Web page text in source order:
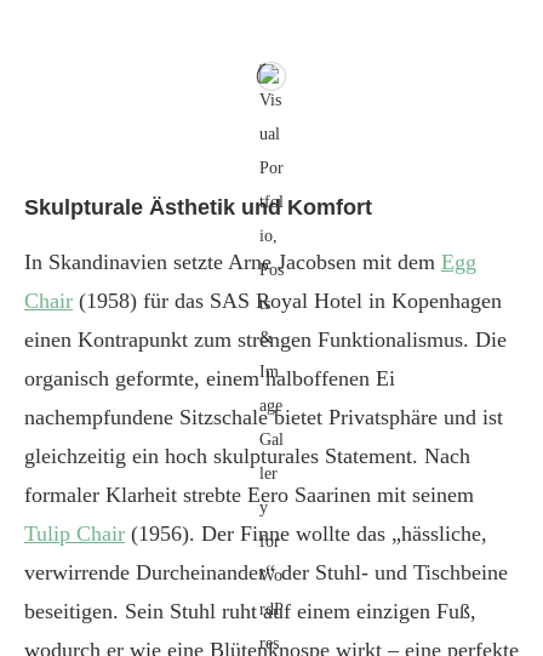
Skulpturale Ästhetik und Komfort
In Skandinavien setzte Arne Jacobsen mit dem Egg
Chair (1958) für das SAS Royal Hotel in Kopenhagen
einen Kontrapunkt zum strengen Funktionalismus. Die
organisch geformte, einem halboffenen Ei
nachempfundene Sitzschale bietet Privatsphäre und ist
gleichzeitig ein hoch skulpturales Statement. Nach
formaler Klarheit strebte Eero Saarinen mit seinem
Tulip Chair (1956). Der Finne wollte das „hässliche,
verwirrende Durcheinander“ der Stuhl- und Tischbeine
beseitigen. Sein Stuhl ruht auf einem einzigen Fuß,
wodurch er wie eine Blütenknospe wirkt – eine perfekte